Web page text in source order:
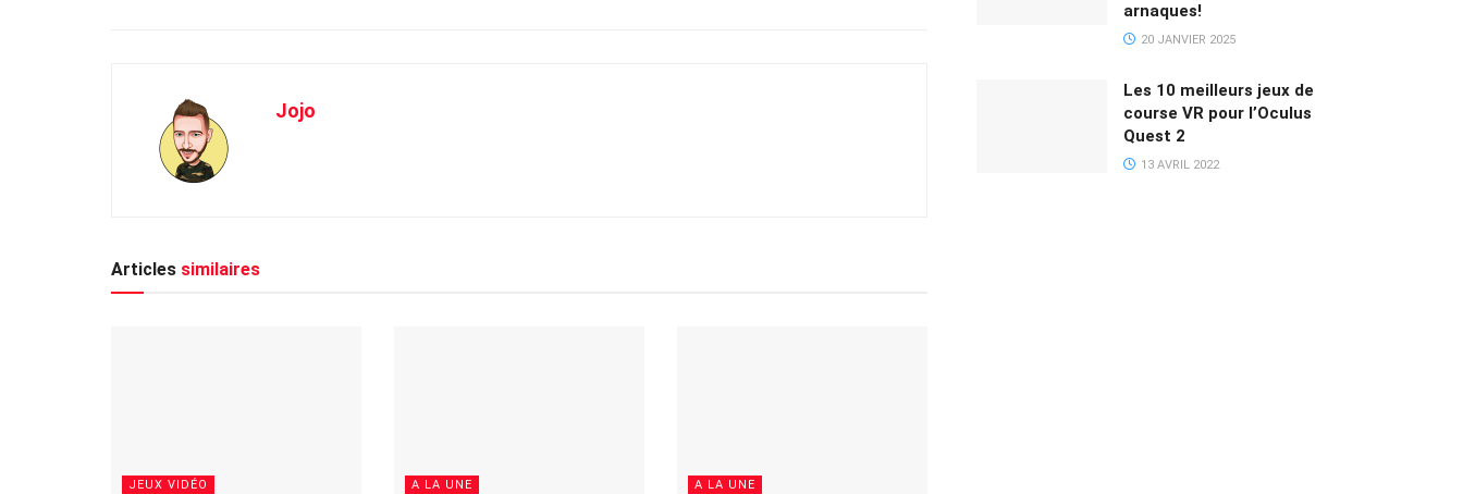
Jojo
Articles similaires
JEUX VIDÉO A LA UNE A LA UNE
arnaques!
20 JANVIER 2025
Les 10 meilleurs jeux de
course VR pour l’Oculus
Quest 2
13 AVRIL 2022